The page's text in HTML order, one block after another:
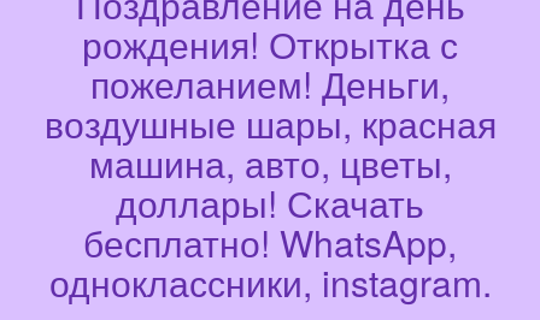
рождения! Открытка с
пожеланием! Деньги,
воздушные шары, красная
машина, авто, цветы,
доллары! Скачать
бесплатно! WhatsApp,
одноклассники, instagram.